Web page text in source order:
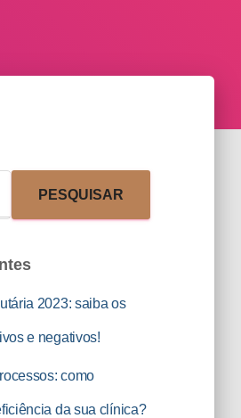
PESQUISAR
2023: saiba os
e negativos!
como
da sua clínica?